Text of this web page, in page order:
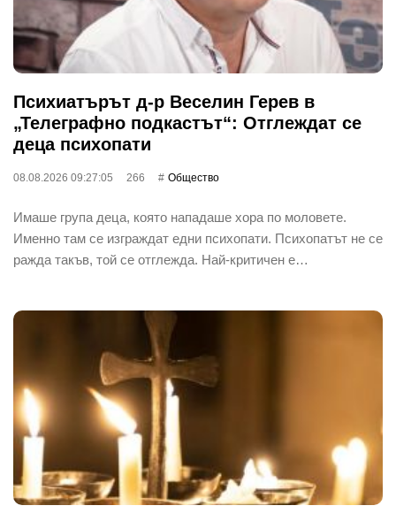
Психиатърът д-р Веселин Герев в
„Телеграфно подкастът“: Отглеждат се
деца психопати
08.08.2026 09:27:05 266 Общество
Имаше група деца, която нападаше хора по моловете.
Именно там се изграждат едни психопати. Психопатът не се
ражда такъв, той се отглежда. Най-критичен е…